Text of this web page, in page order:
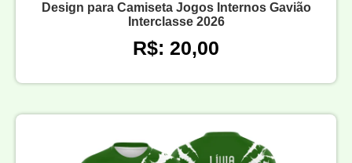
Design para Camiseta Jogos Internos Gavião
Interclasse 2026
R$: 20,00